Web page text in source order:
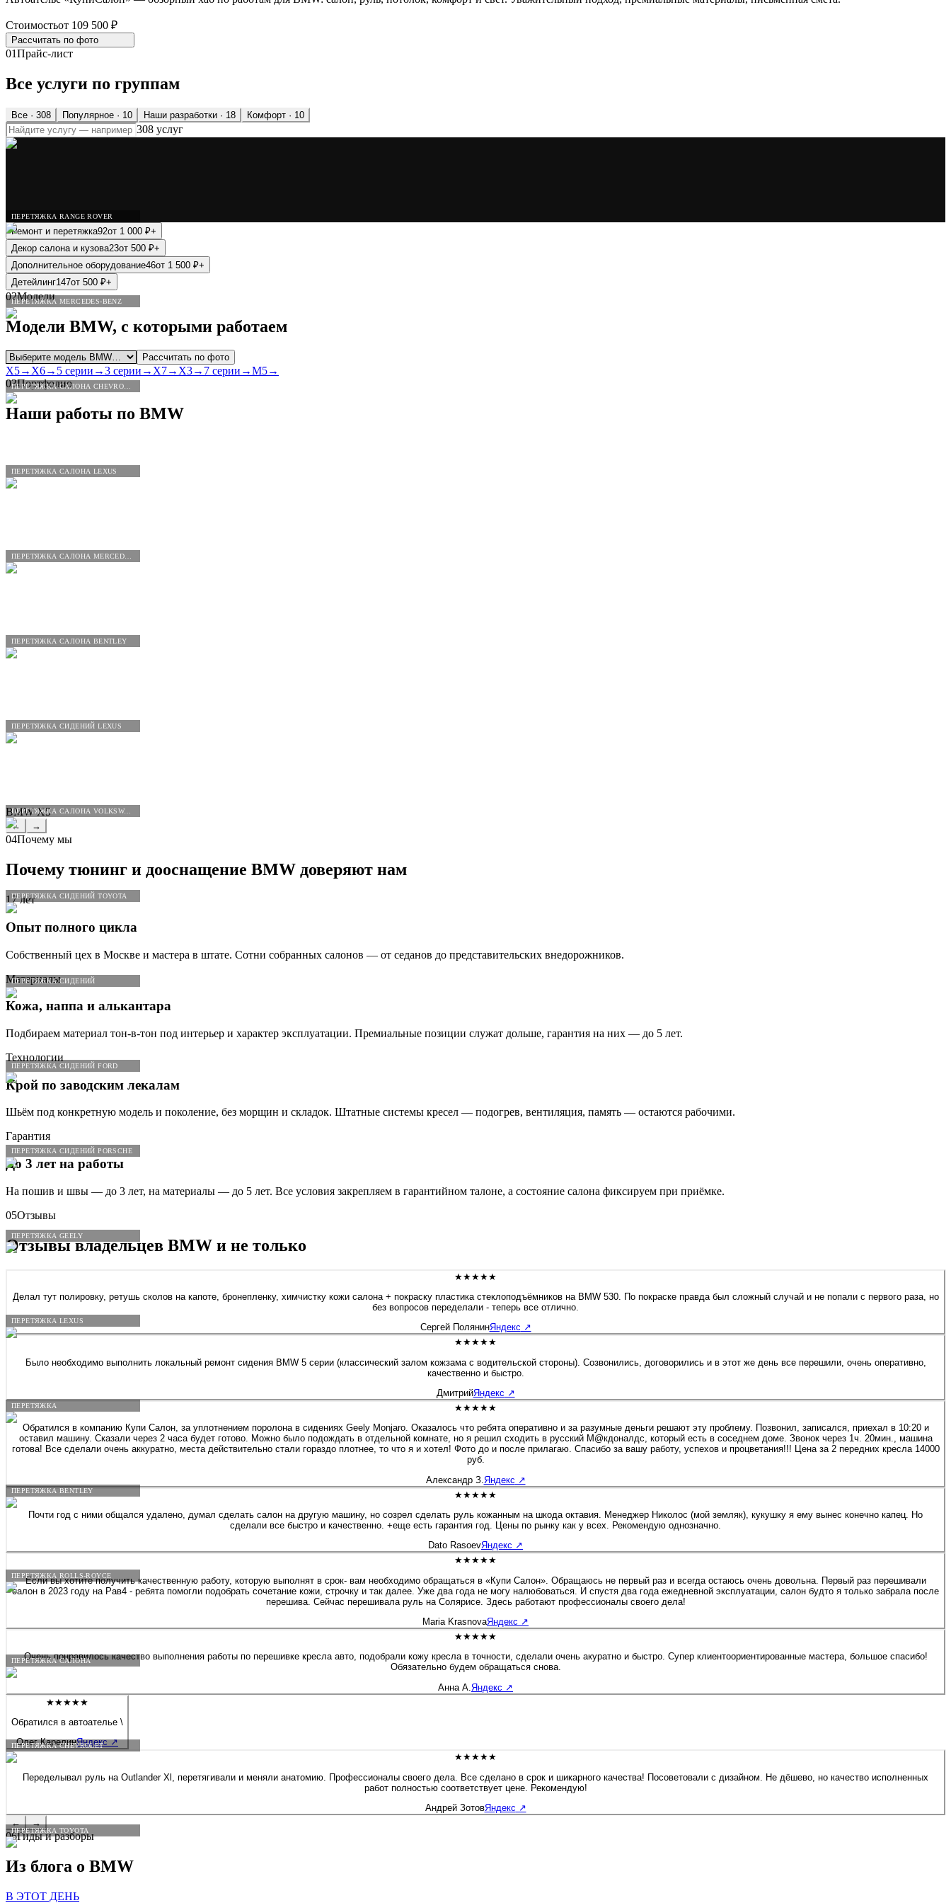
Стоимостьот 109 500 ₽
Рассчитать по фото
01Прайс-лист
Все услуги по группам
Все · 308 Популярное · 10 Наши разработки · 18 Комфорт · 10
308 услуг
ПЕРЕТЯЖКА RANGE ROVER
ПЕРЕТЯЖКА MERCEDES-BENZ
ПЕРЕТЯЖКА САЛОНА LEXUS
ПЕРЕТЯЖКА САЛОНА BENTLEY
ПЕРЕТЯЖКА СИДЕНИЙ LEXUS
ПЕРЕТЯЖКА САЛОНА VOLKSWAGEN
ПЕРЕТЯЖКА СИДЕНИЙ TOYOTA
ПЕРЕТЯЖКА СИДЕНИЙ
ПЕРЕТЯЖКА СИДЕНИЙ FORD
ПЕРЕТЯЖКА СИДЕНИЙ PORSCHE
ПЕРЕТЯЖКА GEELY
ПЕРЕТЯЖКА LEXUS
ПЕРЕТЯЖКА
ПЕРЕТЯЖКА BENTLEY
ПЕРЕТЯЖКА ROLLS-ROYCE
ПЕРЕТЯЖКА САЛОНА
ПЕРЕТЯЖКА CHEVROLET
ПЕРЕТЯЖКА TOYOTA
Ремонт и перетяжка92от 1 000 ₽+
Декор салона и кузова23от 500 ₽+
Дополнительное оборудование46от 1 500 ₽+
Детейлинг147от 500 ₽+
02Модели
Модели BMW, с которыми работаем
Рассчитать по фото
X5→X6→ 5 серии →3 серии →X7→X3→ 7 серии →M5→
03Портфолио
Наши работы по BMW
BMW X5
← →
04Почему мы
Почему тюнинг и дооснащение BMW доверяют нам
17 лет
Опыт полного цикла
Собственный цех в Москве и мастера в штате. Сотни собранных салонов — от седанов до представительских внедорожников.
Материалы
Кожа, наппа и алькантара
Подбираем материал тон-в-тон под интерьер и характер эксплуатации. Премиальные позиции служат дольше, гарантия на них — до 5 лет.
Технологии
Крой по заводским лекалам
Шьём под конкретную модель и поколение, без морщин и складок. Штатные системы кресел — подогрев, вентиляция, память — остаются рабочими.
Гарантия
До 3 лет на работы
На пошив и швы — до 3 лет, на материалы — до 5 лет. Все условия закрепляем в гарантийном талоне, а состояние салона фиксируем при приёмке.
05Отзывы
Отзывы владельцев BMW и не только
★★★★★
Делал тут полировку, ретушь сколов на капоте, бронепленку, химчистку кожи салона + покраску пластика стеклоподъёмников на BMW 530. По покраске правда был сложный случай и не попали с первого раза, но
без вопросов переделали - теперь все отлично.
Сергей ПолянинЯндекс ↗
★★★★★
Было необходимо выполнить локальный ремонт сидения BMW 5 серии (классический залом кожзама с водительской стороны). Созвонились, договорились и в этот же день все перешили, очень оперативно,
качественно и быстро.
ДмитрийЯндекс ↗
★★★★★
Обратился в компанию Купи Салон, за уплотнением поролона в сидениях Geely Monjaro. Оказалось что ребята оперативно и за разумные деньги решают эту проблему. Позвонил, записался, приехал в 10:20 и
оставил машину. Сказали через 2 часа будет готово. Можно было подождать в отдельной комнате, но я решил сходить в русский М@кдоналдс, который есть в соседнем доме. Звонок через 1ч. 20мин., машина
готова! Все сделали очень аккуратно, места действительно стали гораздо плотнее, то что я и хотел! Фото до и после прилагаю. Спасибо за вашу работу, успехов и процветания!!! Цена за 2 передних кресла 14000
руб.
Александр З. Яндекс ↗
★★★★★
Почти год с ними общался удалено, думал сделать салон на другую машину, но созрел сделать руль кожанным на шкода октавия. Менеджер Николос (мой земляк), кукушку я ему вынес конечно капец. Но
сделали все быстро и качественно. +еще есть гарантия год. Цены по рынку как у всех. Рекомендую однозначно.
Dato RasoevЯндекс ↗
★★★★★
Если вы хотите получить качественную работу, которую выполнят в срок- вам необходимо обращаться в «Купи Салон». Обращаюсь не первый раз и всегда остаюсь очень довольна. Первый раз перешивали
салон в 2023 году на Рав4 - ребята помогли подобрать сочетание кожи, строчку и так далее. Уже два года не могу налюбоваться. И спустя два года ежедневной эксплуатации, салон будто я только забрала после
перешива. Сейчас перешивала руль на Солярисе. Здесь работают профессионалы своего дела!
Maria KrasnovaЯндекс ↗
★★★★★
Очень понравилось качество выполнения работы по перешивке кресла авто, подобрали кожу кресла в точности, сделали очень акуратно и быстро. Супер клиентоориентированные мастера, большое спасибо!
Обязательно будем обращаться снова.
Анна А. Яндекс ↗
★★★★★
Обратился в автоателье \
Олег КарелинЯндекс↗
★★★★★
Переделывал руль на Outlander Xl, перетягивали и меняли анатомию. Профессионалы своего дела. Все сделано в срок и шикарного качества! Посоветовали с дизайном. Не дёшево, но качество исполненных
работ полностью соответствует цене. Рекомендую!
Андрей ЗотовЯндекс ↗
←
→
06Гиды и разборы
Из блога о BMW
В ЭТОТ ДЕНЬ